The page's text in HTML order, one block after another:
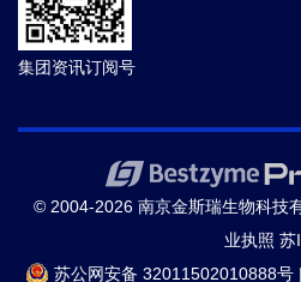
集团资讯订阅号
© 2004-2026 南京金斯瑞生物科技
业执照 苏
苏公网安备 32011502010888号 |